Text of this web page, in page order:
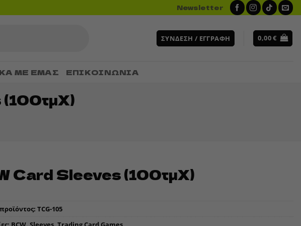
Newsletter
ΣΎΝΔΕΣΗ / ΕΓΓΡΑΦΉ 0,00€
ΜΕ ΕΜΆΣ ΕΠΙΚΟΙΝΩΝΙΑ
Card Sleeves (100τμχ)
TCG-105